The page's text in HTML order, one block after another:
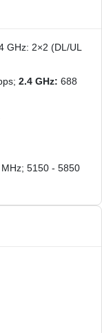
GHz: 2×2 (DL/UL
2.4 GHz: 688
5150 - 5850